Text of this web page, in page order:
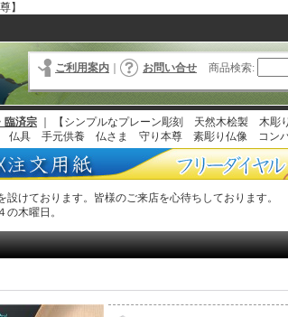
】
ご利用案内 お問い合せ 商品検索:
臨済宗
【シンプルなプレーン彫刻 天然木桧製 木
仏具 手元供養 仏さま 守り本尊 素彫り仏像 コン
けております。皆様のご来店を心待ちしております。
木曜日。